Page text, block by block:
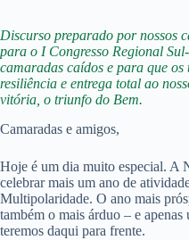
Discurso preparado por nossos
para o I Congresso Regional
camaradas caídos e para que os
resiliência e entrega total ao
vitória, o triunfo do Bem.
Camaradas e amigos,
Hoje é um dia muito especial. A
celebrar mais um ano de
Multipolaridade. O ano mais
também o mais árduo – e
teremos daqui para frente.